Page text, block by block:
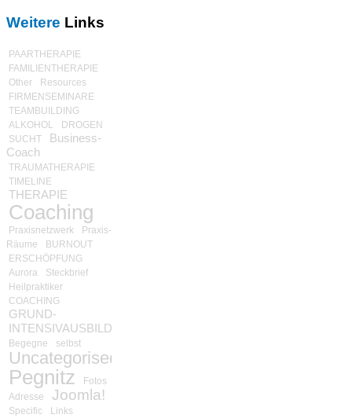
Weitere Links
PAARTHERAPIE
FAMILIENTHERAPIE
Other
Resources
FIRMENSEMINARE
TEAMBUILDING
ALKOHOL
DROGEN
SUCHT
Business-
Coach
TRAUMATHERAPIE
TIMELINE
THERAPIE
Coaching
Praxisnetzwerk
Praxis-
Räume
BURNOUT
ERSCHÖPFUNG
Aurora
Steckbrief
Heilpraktiker
COACHING
GRUND-
INTENSIVAUSBILDUNG
Begegne selbst
Uncategorised
Pegnitz
Fotos
Adresse
Joomla!
Specific
Links